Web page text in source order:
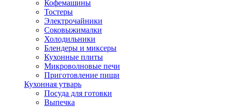
Кофемашины
Тостеры
Электрочайники
Соковыжималки
Холодильники
Блендеры и миксеры
Кухонные плиты
Микроволновые печи
Приготовление пищи
Кухонная утварь
Посуда для готовки
Выпечка